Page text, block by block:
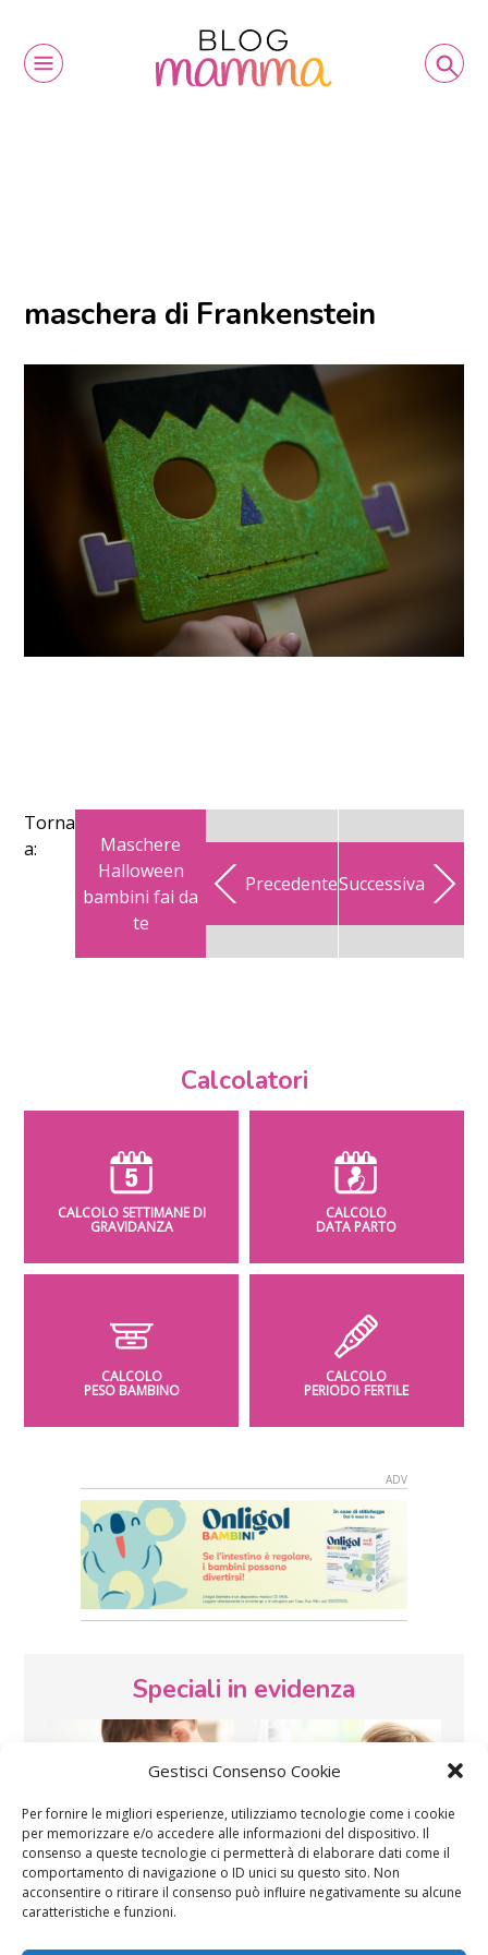
Gestisci Consenso Cookie
Per fornire le migliori esperienze, utilizziamo tecnologie come i cookie
per memorizzare e/o accedere alle informazioni del dispositivo. Il
consenso a queste tecnologie ci permetterà di elaborare dati come il
comportamento di navigazione o ID unici su questo sito. Non
acconsentire o ritirare il consenso può influire negativamente su alcune
caratteristiche e funzioni.
maschera di Frankenstein
Torna
a:
Maschere
Halloween
bambini fai da
te
PrecedenteSuccessiva
Calcolatori
CALCOLO SETTIMANE DI
GRAVIDANZA
CALCOLO
DATA PARTO
CALCOLO
PESO BAMBINO
CALCOLO
PERIODO FERTILE
Speciali in evidenza
Vaccini SOS Pediatra